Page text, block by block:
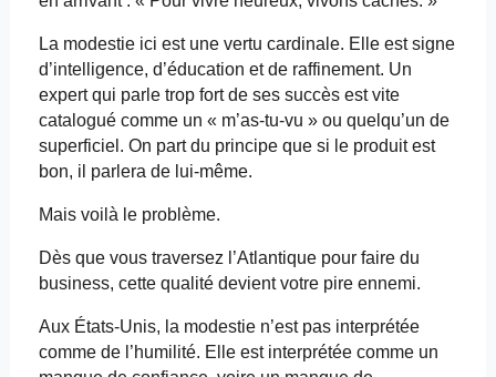
La modestie ici est une vertu cardinale. Elle est signe
d’intelligence, d’éducation et de raffinement. Un
expert qui parle trop fort de ses succès est vite
catalogué comme un « m’as-tu-vu » ou quelqu’un de
superficiel. On part du principe que si le produit est
bon, il parlera de lui-même.
Mais voilà le problème.
Dès que vous traversez l’Atlantique pour faire du
business, cette qualité devient votre pire ennemi.
Aux États-Unis, la modestie n’est pas interprétée
comme de l’humilité. Elle est interprétée comme un